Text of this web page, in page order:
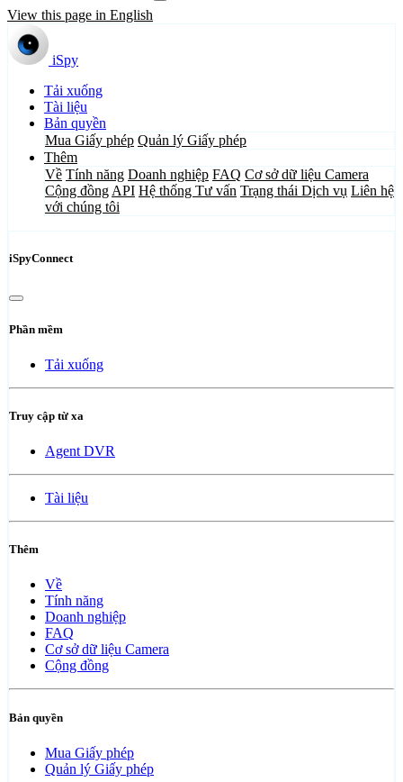
View this page in English
iSpy
Tải xuống
Tài liệu
Bản quyền
Mua Giấy phép Quản lý Giấy phép
Thêm
Về Tính năng Doanh nghiệp FAQ Cơ sở dữ liệu Camera
Cộng đồng API Hệ thống Tư vấn Trạng thái Dịch vụ Liên hệ
với chúng tôi
iSpyConnect
Phần mềm
Tải xuống
Truy cập từ xa
Agent DVR
Tài liệu
Thêm
Về
Tính năng
Doanh nghiệp
FAQ
Cơ sở dữ liệu Camera
Cộng đồng
Bản quyền
Mua Giấy phép
Quản lý Giấy phép